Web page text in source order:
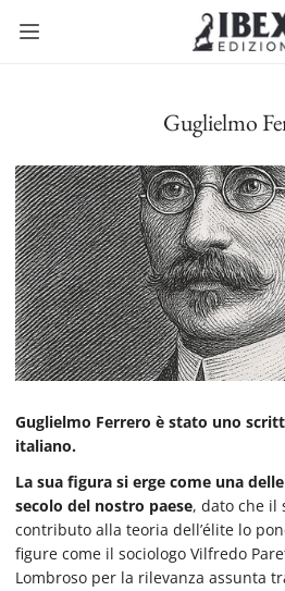
CONTENUTO
Guglielmo
Guglielmo Ferrero è stato uno
italiano.
La sua figura si erge come una
secolo del nostro paese, dato che il
contributo alla teoria dell’élite lo
figure come il sociologo Vilfredo
Lombroso per la rilevanza assunta